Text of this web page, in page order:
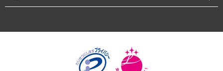
個人情報保護方針